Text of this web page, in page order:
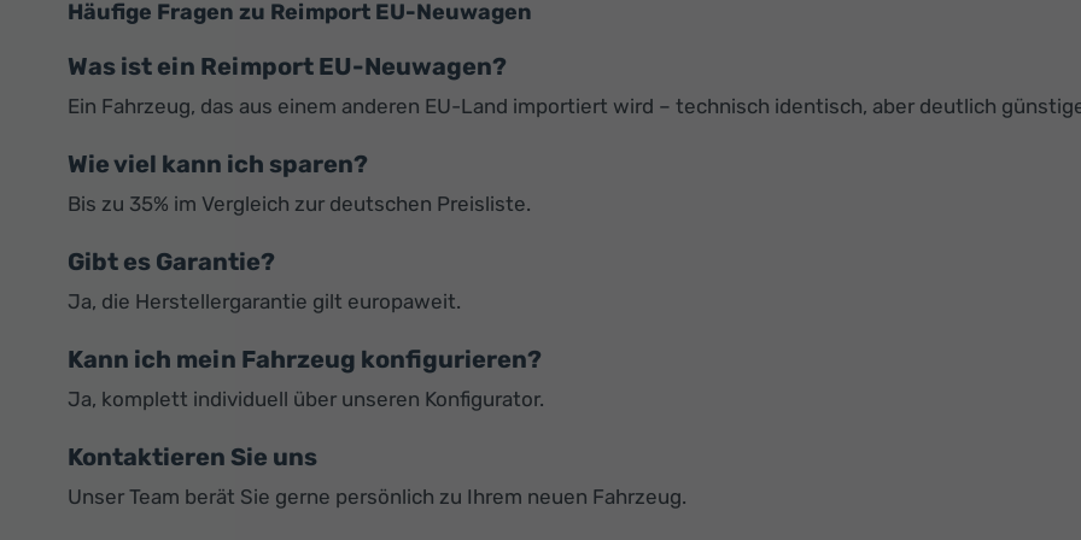
Häufige Fragen zu Reimport EU-Neuwagen
Was ist ein Reimport EU-Neuwagen?
Ein Fahrzeug, das aus einem anderen EU-Land importiert wird – technisch identisch, aber deutlich
Wie viel kann ich sparen?
Bis zu 35% im Vergleich zur deutschen Preisliste.
Gibt es Garantie?
Ja, die Herstellergarantie gilt europaweit.
Kann ich mein Fahrzeug konfigurieren?
Ja, komplett individuell über unseren Konfigurator.
Kontaktieren Sie uns
Unser Team berät Sie gerne persönlich zu Ihrem neuen Fahrzeug.